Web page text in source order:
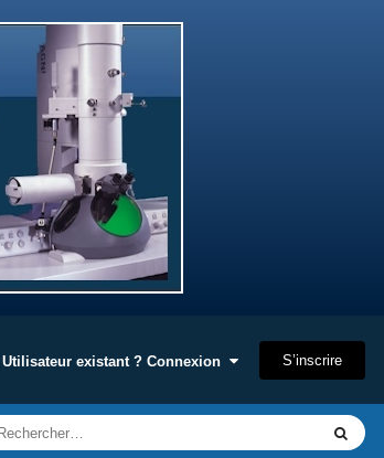
Utilisateur existant ? Connexion S’inscrire